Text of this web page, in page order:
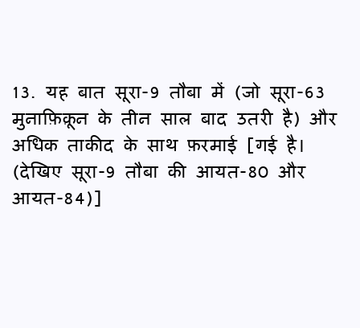
13. यह बात सूरा-9 तौबा में (जो सूरा-63
मुनाफ़िक़ून के तीन साल बाद उतरी है) और
अधिक ताकीद के साथ फ़रमाई [गई है।
(देखिए सूरा-9 तौबा की आयत-80 और
आयत-84)]